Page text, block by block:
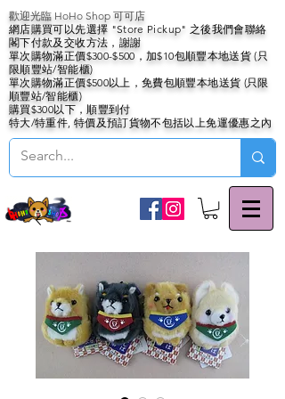
歡迎光臨 HoHo Shop 可可店
網店購買可以先選擇 "Store Pickup" 之後我們會聯絡
閣下付款及交收方法，謝謝
單次購物滿正價$300-$500，加$10包順豐本地送貨 (只
限順豐站/智能櫃)
單次購物滿正價$500以上，免費包順豐本地送貨 (只限
順豐站/智能櫃)
購買$300以下，順豐到付
特大/特重件, 特價及預訂貨物不包括以上免運優惠之內